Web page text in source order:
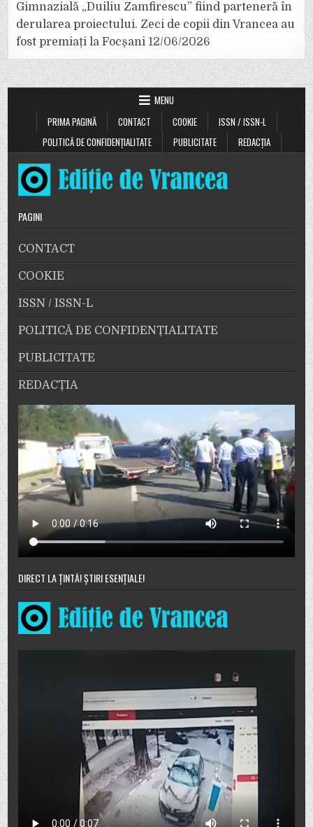
Gimnazială „Duiliu Zamfirescu” fiind parteneră în
derularea proiectului. Zeci de copii din Vrancea au
fost premiați la Focșani 12/06/2026
MENU
PRIMA PAGINĂ
CONTACT COOKIE
ISSN / ISSN-L
POLITICĂ DE CONFIDENȚIALITATE
PUBLICITATE REDACȚIA
PAGINI
CONTACT
COOKIE
ISSN / ISSN-L
POLITICĂ DE CONFIDENȚIALITATE
PUBLICITATE
REDACȚIA
DIRECT LA ȚINTĂ! ȘTIRI ESENȚIALE!